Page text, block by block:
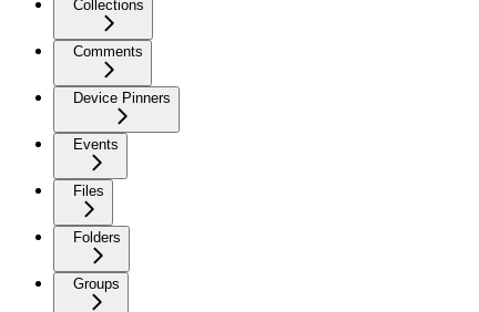
Collections
Comments
Device Pinners
Events
Files
Folders
Groups